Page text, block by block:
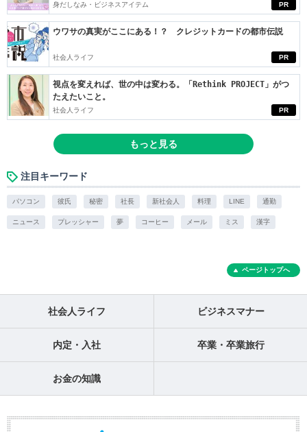
PR
身だしなみ・ビジネスアイテム
PR
ウワサの真実がここにある！？ クレジットカードの都市伝説
社会人ライフ
PR
視点を変えれば、世の中は変わる。「Rethink PROJECT」がつ
たえたいこと。
社会人ライフ
もっと見る
注目キーワード
パソコン 彼氏 秘密 社長 新社会人 料理 LINE 通勤
ニュース プレッシャー 夢 コーヒー メール ミス 漢字
ページトップへ
社会人ライフ ビジネスマナー
内定・入社 卒業・卒業旅行
お金の知識